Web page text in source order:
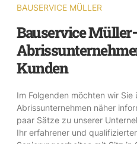
BAUSERVICE MÜLLER
Bauservice
Kunden
Im Folgenden möchten wir Sie
Abrissunternehmen näher
paar Sätze zu unserer
Ihr erfahrener und